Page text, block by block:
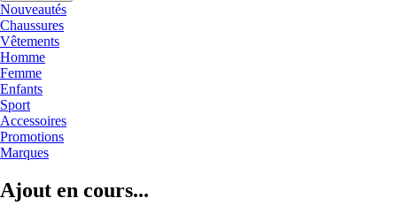
Nouveautés
Chaussures
Vêtements
Homme
Femme
Enfants
Sport
Accessoires
Promotions
Marques
Ajout en cours...